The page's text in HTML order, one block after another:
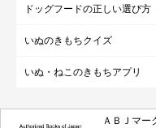
ドッグフードの正しい選び方
いぬのきもちクイズ
いぬ・ねこのきもちアプリ
ＡＢＪマー